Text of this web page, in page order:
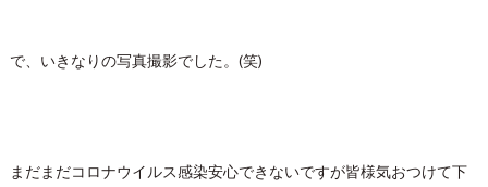
で、いきなりの写真撮影でした。(笑)
まだまだコロナウイルス感染安心できないですが皆様気おつけて下